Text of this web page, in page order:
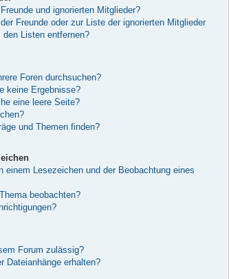
und ignorierten Mitglieder?
Freunde oder zur Liste der ignorierten Mitglieder
den Listen entfernen?
Foren durchsuchen?
keine Ergebnisse?
eine leere Seite?
und Themen finden?
einem Lesezeichen und der Beobachtung eines
beobachten?
Forum zulässig?
Dateianhänge erhalten?